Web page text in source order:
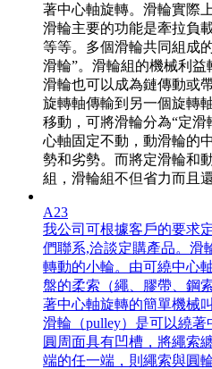
著中心軸旋轉。滑輪實際
滑輪主要的功能是牽拉負
等等。多個滑輪共同組成
滑輪”。滑輪組的機械利益
滑輪也可以成為鏈傳動或
旋轉軸傳輸到另一個旋轉
移動，可將滑輪分為“定滑
心軸固定不動，動滑輪的
勢和劣勢。而將定滑輪和
組，滑輪組不但省力而且
A23
我公司可根據客戶的要求
們聯系,洽談定購產品。滑
轉動的小輪。由可繞中心
盤的柔索（繩、膠帶、鋼
著中心軸旋轉的簡單機械
滑輪（pulley）是可以繞
圓周面具有凹槽，將繩索
端的任一端，則繩索與圓